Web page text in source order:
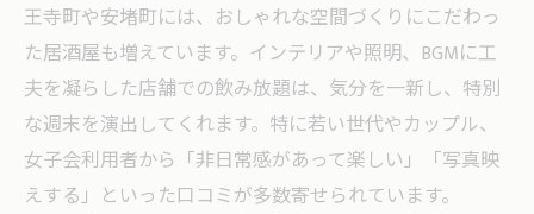
王寺町や安堵町には、おしゃれな空間づくりにこだわっ
た居酒屋も増えています。インテリアや照明、BGMに工
夫を凝らした店舗での飲み放題は、気分を一新し、特別
な週末を演出してくれます。特に若い世代やカップル、
女子会利用者から「非日常感があって楽しい」「写真映
えする」といった口コミが多数寄せられています。